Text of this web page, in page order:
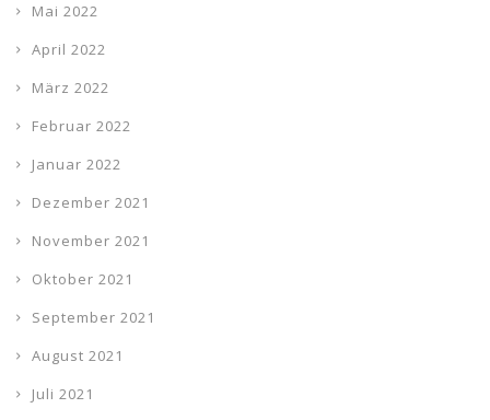
Mai 2022
April 2022
März 2022
Februar 2022
Januar 2022
Dezember 2021
November 2021
Oktober 2021
September 2021
August 2021
Juli 2021